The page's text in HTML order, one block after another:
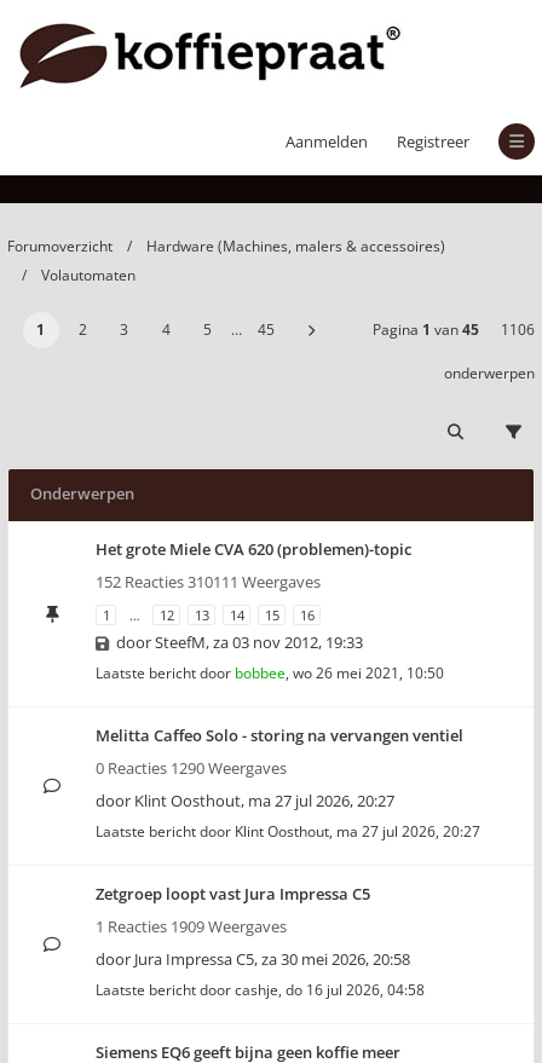
Aanmelden Registreer
Forumoverzicht
Hardware (Machines, malers & accessoires)
Volautomaten
1 2 3 4 5 … 45 Pagina 1 van45 1106
onderwerpen
Onderwerpen
Het grote Miele CVA 620 (problemen)-topic
152 Reacties 310111 Weergaves
1 … 12 13 14 15 16
doorSteefM,za 03 nov 2012, 19:33
Laatste bericht door bobbee, wo 26 mei 2021, 10:50
Melitta Caffeo Solo - storing na vervangen ventiel
0 Reacties 1290 Weergaves
door Klint Oosthout, ma 27 jul 2026, 20:27
Laatste bericht door Klint Oosthout, ma 27 jul 2026, 20:27
Zetgroep loopt vast Jura Impressa C5
1 Reacties 1909 Weergaves
door Jura Impressa C5,za 30 mei 2026, 20:58
Laatste bericht doorcashje, do 16 jul 2026, 04:58
Siemens EQ6 geeft bijna geen koffie meer